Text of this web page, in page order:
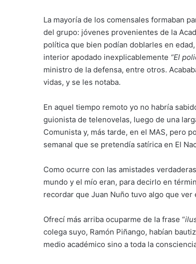
La mayoría de los comensales formaban
del grupo: jóvenes provenientes de la
política que bien podían doblarles en
interior apodado inexplicablemente “El
ministro de la defensa, entre otros.
vidas, y se les notaba.
En aquel tiempo remoto yo no habría
guionista de telenovelas, luego de una
Comunista y, más tarde, en el MAS, pero
semanal que se pretendía satírica en El
Como ocurre con las amistades
mundo y el mío eran, para decirlo en
recordar que Juan Nuño tuvo algo que ver
Ofrecí más arriba ocuparme de la frase “
colega suyo, Ramón Piñango, habían
medio académico sino a toda la